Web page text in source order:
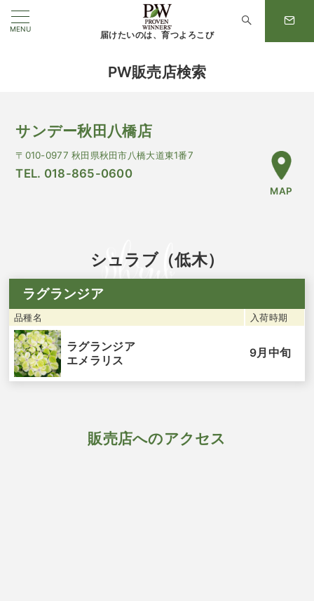
MENU
届けたいのは、育つよろこび
PW販売店検索
サンデー秋田八橋店
〒010-0977 秋田県秋田市八橋大道東1番7
TEL. 018-865-0600
MAP
シュラブ（低木）
ラグランジア
品種名 入荷時期
ラグランジア
エメラリス
9月中旬
販売店へのアクセス